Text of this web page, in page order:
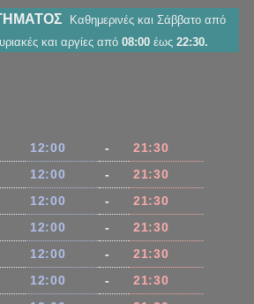
Καθημερινές και Σάββατο από
και αργίες από 08:00 έως 22:30.
12:00 -
21:30
12:00 -
21:30
12:00 -
21:30
12:00 -
21:30
12:00 -
21:30
12:00 -
21:30